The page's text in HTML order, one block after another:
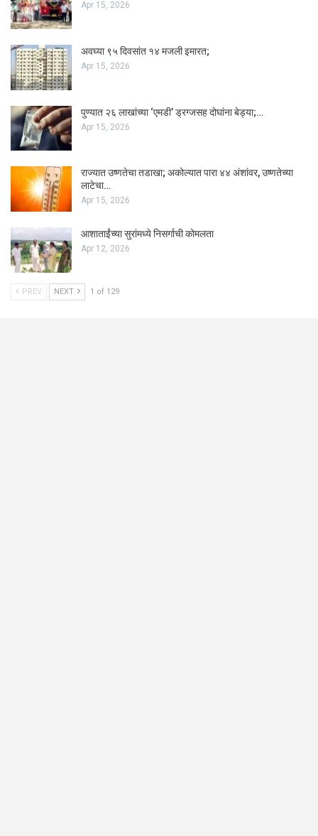
Apr 15, 2026
अवघ्या ९५ दिवसांत १४ मजली इमारत;
Apr 15, 2026
पुण्यात २६ लाखांच्या ‘एमडी’ ड्रग्जसह दोघांना बेड्या;…
Apr 15, 2026
राज्यात उष्णतेचा तडाखा; अकोल्यात पारा ४४ अंशांवर, उष्णतेच्या
लाटेचा…
Apr 15, 2026
आशाताईंच्या सुरांमध्ये निसर्गाची कोमलता
Apr 12, 2026
PREV NEXT 1 of 129